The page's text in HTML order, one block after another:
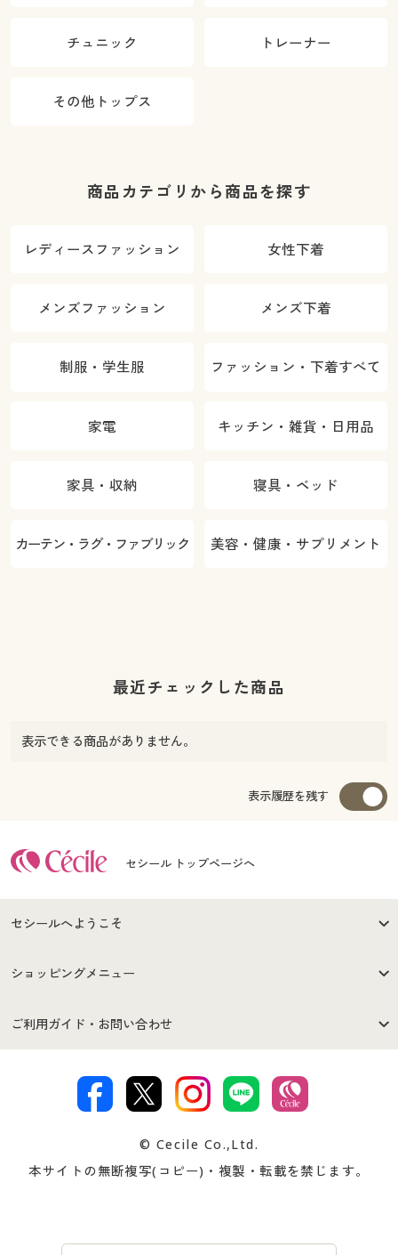
チュニック トレーナー
その他トップス
商品カテゴリから商品を探す
レディースファッション 女性下着
メンズファッション メンズ下着
制服・学生服 ファッション・下着すべて
家電 キッチン・雑貨・日用品
家具・収納 寝具・ベッド
カーテン・ラグ・ファブリック 美容・健康・サプリメント
最近チェックした商品
表示できる商品がありません。
表示履歴を残す
セシール トップページへ
セシールへようこそ
はじめての方へ
セシールご利用規約
著作権・商標について 会社案内
ショッピングメニュー
商品カテゴリ
プレゼント＆キャンペーン サイトマップ
ご利用ガイド・お問い合わせ
交換・返品は お支払は
ついて
忘れの場合
© Cecile Co.,Ltd.
本サイトの無断複写(コピー)・複製・転載を禁じます。